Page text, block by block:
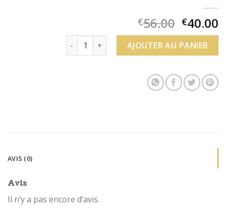
€56.00 €40.00
quantité de collier pierre bleu swarovski
AJOUTER AU PANIER
AVIS (0)
Avis
Il n’y a pas encore d’avis.